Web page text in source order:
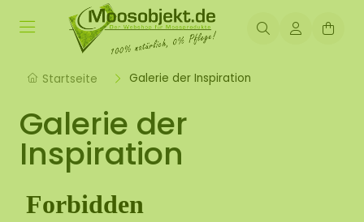
Startseite Galerie der Inspiration
Galerie der
Inspiration